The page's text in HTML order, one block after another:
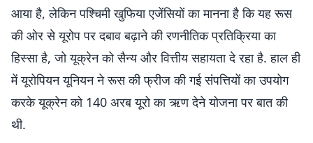
आया है, लेकिन पश्चिमी खुफिया एजेंसियों का मानना है कि यह रूस
की ओर से यूरोप पर दबाव बढ़ाने की रणनीतिक प्रतिक्रिया का
हिस्सा है, जो यूक्रेन को सैन्य और वित्तीय सहायता दे रहा है. हाल ही
में यूरोपियन यूनियन ने रूस की फ्रीज की गई संपत्तियों का उपयोग
करके यूक्रेन को 140 अरब यूरो का ऋण देने योजना पर बात की
थी.